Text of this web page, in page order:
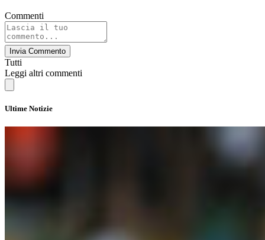
Commenti
Invia Commento
Tutti
Leggi altri commenti
Ultime Notizie